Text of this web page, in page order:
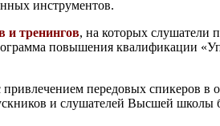
инструментов.
и тренингов, на которых слушатели
повышения квалификации
привлечением передовых спикеров в
и слушателей Высшей